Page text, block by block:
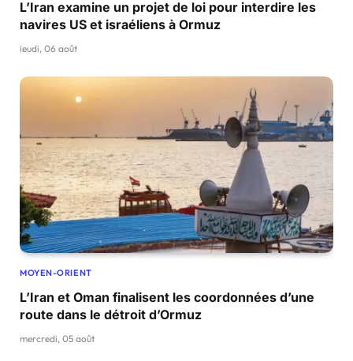
L’Iran examine un projet de loi pour interdire les
navires US et israéliens à Ormuz
jeudi, 06 août
MOYEN-ORIENT
L’Iran et Oman finalisent les coordonnées d’une
route dans le détroit d’Ormuz
mercredi, 05 août